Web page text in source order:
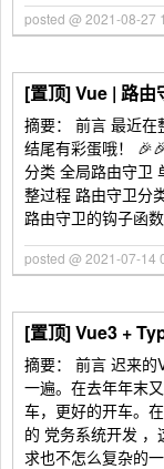
posted @ 2021-08-27
[置顶]Vue | 路由
摘要： 前言 最近在
结尾有彩蛋哦！
分类 全局路由守卫
整过程 路由守卫分
路由守卫的钩子函
posted @ 2021-07-14
[置顶]Vue3 +
摘要： 前言 迟来的
一遍。在去年年末
车，更好的开车。
的 党务系统开发
求也不怎么复杂的